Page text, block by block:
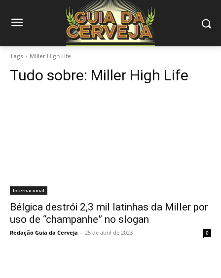
Tags Miller High Life
Tudo sobre: Miller High Life
Internacional
Bélgica destrói 2,3 mil latinhas da Miller por
uso de “champanhe” no slogan
Redação Guia da Cerveja - 25 de abril de 2023 0